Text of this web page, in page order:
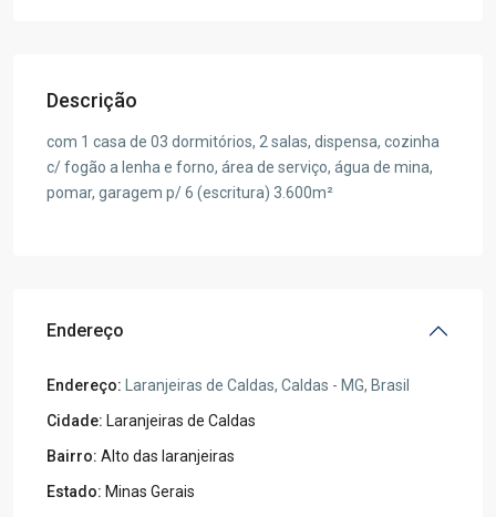
Descrição
com 1 casa de 03 dormitórios, 2 salas, dispensa, cozinha
c/ fogão a lenha e forno, área de serviço, água de mina,
pomar, garagem p/ 6 (escritura) 3.600m²
Endereço
Endereço: Laranjeiras de Caldas, Caldas - MG, Brasil
Cidade: Laranjeiras de Caldas
Bairro: Alto das laranjeiras
Estado: Minas Gerais